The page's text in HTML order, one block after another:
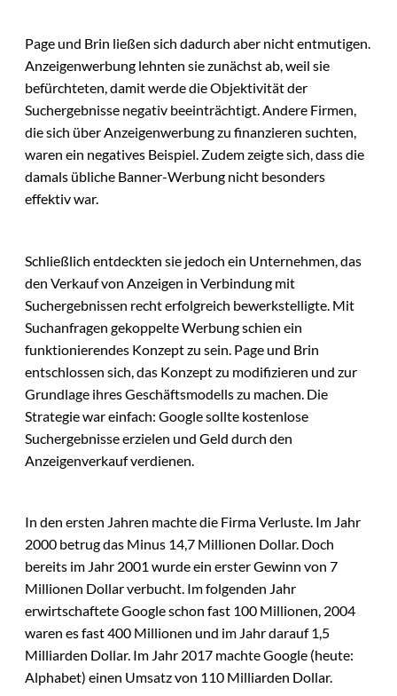
Page und Brin ließen sich dadurch aber nicht entmutigen.
Anzeigenwerbung lehnten sie zunächst ab, weil sie
befürchteten, damit werde die Objektivität der
Suchergebnisse negativ beeinträchtigt. Andere Firmen,
die sich über Anzeigenwerbung zu finanzieren suchten,
waren ein negatives Beispiel. Zudem zeigte sich, dass die
damals übliche Banner-Werbung nicht besonders
effektiv war.
Schließlich entdeckten sie jedoch ein Unternehmen, das
den Verkauf von Anzeigen in Verbindung mit
Suchergebnissen recht erfolgreich bewerkstelligte. Mit
Suchanfragen gekoppelte Werbung schien ein
funktionierendes Konzept zu sein. Page und Brin
entschlossen sich, das Konzept zu modifizieren und zur
Grundlage ihres Geschäftsmodells zu machen. Die
Strategie war einfach: Google sollte kostenlose
Suchergebnisse erzielen und Geld durch den
Anzeigenverkauf verdienen.
In den ersten Jahren machte die Firma Verluste. Im Jahr
2000 betrug das Minus 14,7 Millionen Dollar. Doch
bereits im Jahr 2001 wurde ein erster Gewinn von 7
Millionen Dollar verbucht. Im folgenden Jahr
erwirtschaftete Google schon fast 100 Millionen, 2004
waren es fast 400 Millionen und im Jahr darauf 1,5
Milliarden Dollar. Im Jahr 2017 machte Google (heute:
Alphabet) einen Umsatz von 110 Milliarden Dollar.